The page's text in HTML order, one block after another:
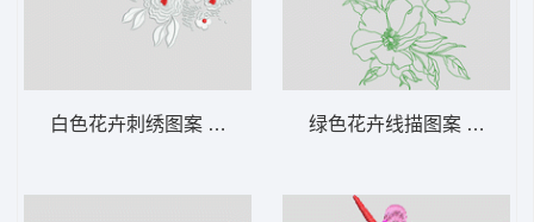
白色花卉刺绣图案 靓花 汉服 绿色花卉线描图案 简笔花